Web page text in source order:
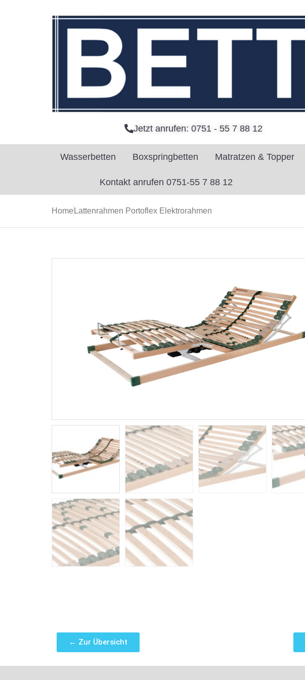
Jetzt anrufen: 0751 - 55 7 88 12
Wasserbetten Boxspringbetten Matratzen & Topper
Kontakt anrufen 0751-55 7 88 12
Home Lattenrahmen Portoflex Elektrorahmen
← Zur Übersicht